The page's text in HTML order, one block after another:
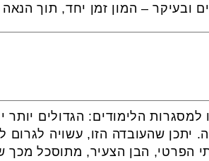
ובעיקר – המון זמן יחד, תוך
הלימודים: הגדולים יותר
יתכן שהעובדה הזו, עשויה
הפרטי, הבן הצעיר, מתוסכל מכך